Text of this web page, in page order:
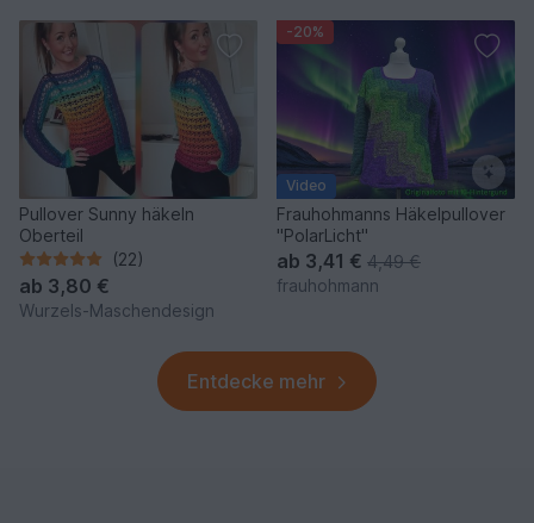
Pullover Sunny häkeln
Oberteil
(22)
ab 3,80 €
Wurzels-Maschendesign
-20%
Video
Frauhohmanns Häkelpullover
"PolarLicht"
ab 3,41 € 4,49 €
frauhohmann
Entdecke mehr